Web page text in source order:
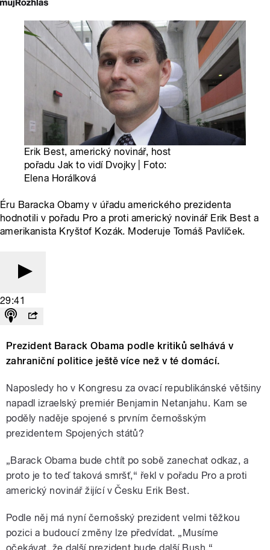
Erik Best, americký novinář, host
pořadu Jak to vidí Dvojky | Foto:
Elena Horálková
Éru Baracka Obamy v úřadu amerického prezidenta
hodnotili v pořadu Pro a proti americký novinář Erik Best a
amerikanista Kryštof Kozák. Moderuje Tomáš Pavlíček.
29:41
Prezident Barack Obama podle kritiků selhává v
zahraniční politice ještě více než v té domácí.
Naposledy ho v Kongresu za ovací republikánské většiny
napadl izraelský premiér Benjamin Netanjahu. Kam se
poděly naděje spojené s prvním černošským
prezidentem Spojených států?
„Barack Obama bude chtít po sobě zanechat odkaz, a
proto je to teď taková smršť,“ řekl v pořadu Pro a proti
americký novinář žijící v Česku Erik Best.
Podle něj má nyní černošský prezident velmi těžkou
pozici a budoucí změny lze předvídat. „Musíme